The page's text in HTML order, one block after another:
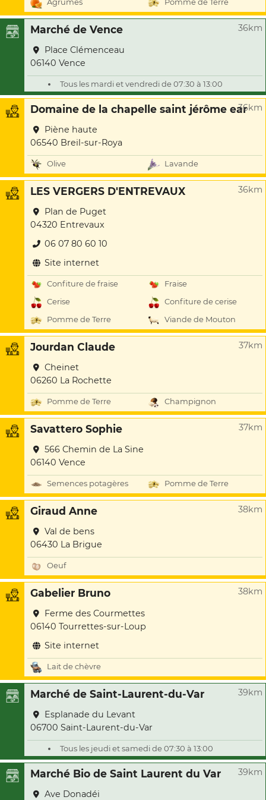
Agrumes Pomme de Terre
Marché de Vence 36km
Place Clémenceau
06140 Vence
Tous les mardi et vendredi de 07:30 à 13:00
Domaine de la chapelle saint jérôme ear36km
Piène haute
06540 Breil-sur-Roya
Olive Lavande
LES VERGERS D'ENTREVAUX 36km
Plan de Puget
04320 Entrevaux
06 07 80 60 10
Site internet
Confiture de fraise
Fraise
Cerise
Confiture de cerise
Pomme de Terre
Viande de Mouton
Jourdan Claude 37km
Cheinet
06260 La Rochette
Pomme de Terre Champignon
Savattero Sophie 37km
566 Chemin de La Sine
06140 Vence
Semences potagères Pomme de Terre
Giraud Anne 38km
Val de bens
06430 La Brigue
Oeuf
Gabelier Bruno 38km
Ferme des Courmettes
06140 Tourrettes-sur-Loup
Site internet
Lait de chèvre
Marché de Saint-Laurent-du-Var 39km
Esplanade du Levant
06700 Saint-Laurent-du-Var
Tous les jeudi et samedi de 07:30 à 13:00
Marché Bio de Saint Laurent du Var 39km
Ave Donadéi